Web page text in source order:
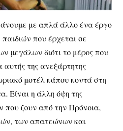
με απλά άλλο ένα έργο
που έρχεται σε
μεγάλων διότι το μέρος που
αυτής της ανεξάρτητης
μοτέλ κάπου κοντά στη
Είναι η άλλη όψη της
που ζουν από την Πρόνοια,
των απατεώνων και